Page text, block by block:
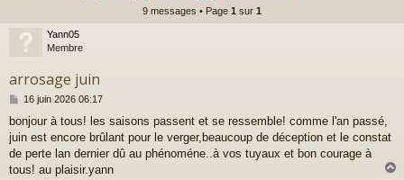
9 messages • Page 1 sur 1
Yann05
Membre
arrosage juin
M
s
s
a
g
16 juin 2026 06:17
bonjour à tous! les saisons passent et se ressemble! comme l'an passé,
juin est encore brûlant pour le verger,beaucoup de déception et le constat
de perte lan dernier dû au phénoméne..à vos tuyaux et bon courage à
tous! au plaisir.yann